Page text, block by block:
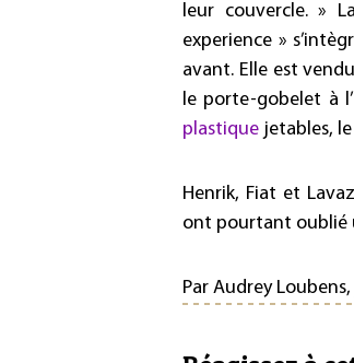
leur couvercle. »
experience »
avant. Elle est
le porte-gobelet à
plastique jetables,
Henrik, Fiat et
ont pourtant oublié
Par Audrey